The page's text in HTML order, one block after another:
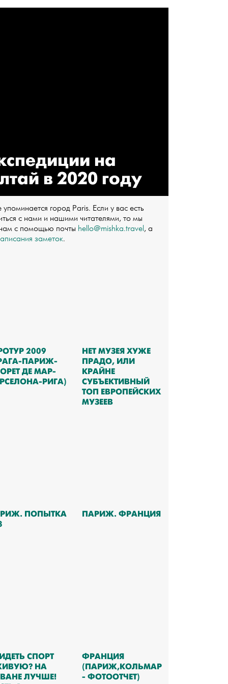
на
в 2020 году
город Paris. Если у вас есть
с нами и нашими читателями, то мы
с помощью почты hello@mishka.travel, а
заметок.
2009
ПАРИЖ-
ДЕ МАР-
РИГА)
НЕТ МУЗЕЯ ХУЖЕ
ПРАДО, ИЛИ
КРАЙНЕ
СУБЪЕКТИВНЫЙ
ТОП ЕВРОПЕЙСКИХ
МУЗЕЕВ
ПОПЫТКА
ПАРИЖ. ФРАНЦИЯ
СПОРТ
НА
ЛУЧШЕ!
ФРАНЦИЯ
(ПАРИЖ,КОЛЬМАР
- ФОТООТЧЕТ)